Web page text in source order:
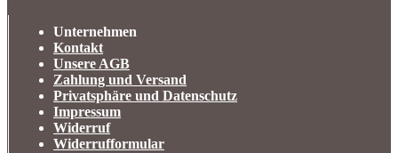
Unternehmen
Kontakt
Unsere AGB
Zahlung und Versand
Privatsphäre und Datenschutz
Impressum
Widerruf
Widerrufformular